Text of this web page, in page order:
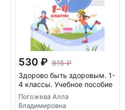
530
815
Здорово быть здоровым. 1-
4 классы. Учебное пособие
Погожева Алла
Владимировна